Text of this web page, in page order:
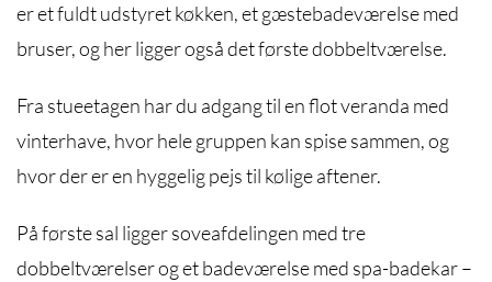
er et fuldt udstyret køkken, et gæstebadeværelse med
bruser, og her ligger også det første dobbeltværelse.
Fra stueetagen har du adgang til en flot veranda med
vinterhave, hvor hele gruppen kan spise sammen, og
hvor der er en hyggelig pejs til kølige aftener.
På første sal ligger soveafdelingen med tre
dobbeltværelser og et badeværelse med spa-badekar –